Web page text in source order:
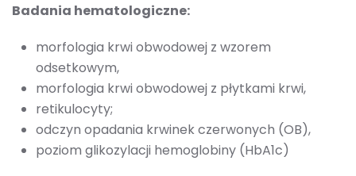
Badania hematologiczne:
morfologia krwi obwodowej z wzorem
odsetkowym,
morfologia krwi obwodowej z płytkami krwi,
retikulocyty;
odczyn opadania krwinek czerwonych (OB),
poziom glikozylacji hemoglobiny (HbA1c)